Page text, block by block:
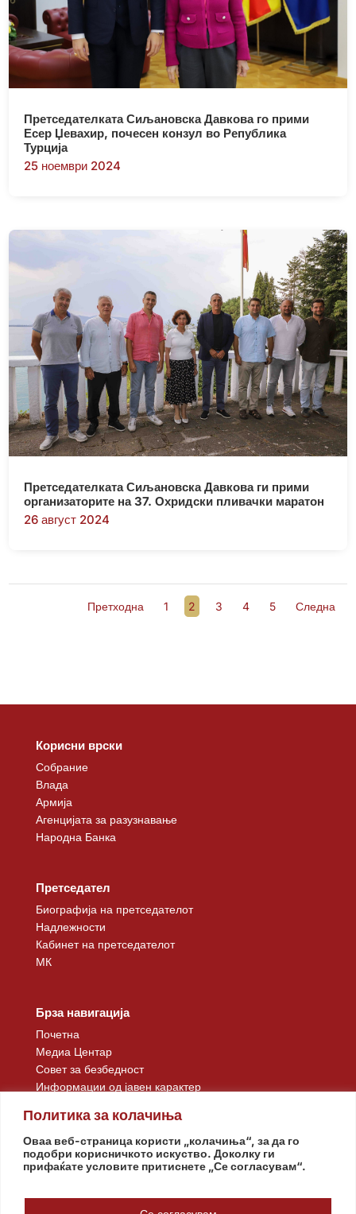
Политика за колачиња
Оваа веб-страница користи „колачиња“, за да го
подобри корисничкото искуство. Доколку ги
прифаќате условите притиснете „Се согласувам“.
Претседателката Сиљановска Давкова го прими
Есер Џевахир, почесен конзул во Република
Турција
25 ноември 2024
Претседателката Сиљановска Давкова ги прими
организаторите на 37. Охридски пливачки маратон
26 август 2024
Претходна 1 2 3 4 5 Следна
Корисни врски
Собрание
Влада
Армија
Агенцијата за разузнавање
Народна Банка
Претседател
Биографија на претседателот
Надлежности
Кабинет на претседателот
МК
Брза навигација
Почетна
Медиа Центар
Совет за безбедност
Информации од јавен карактер